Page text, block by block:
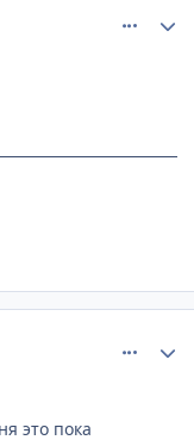
это пока